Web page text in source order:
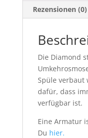
Rezensionen (0)
Die Diamond
Spüle verbaut
dafür, dass
verfügbar ist.
Eine Armatur
Du hier.